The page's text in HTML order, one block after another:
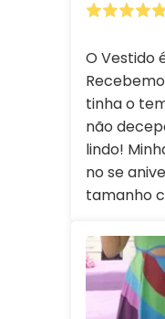
O Vestido
tinha o
não
lindo!
no se
tamanho